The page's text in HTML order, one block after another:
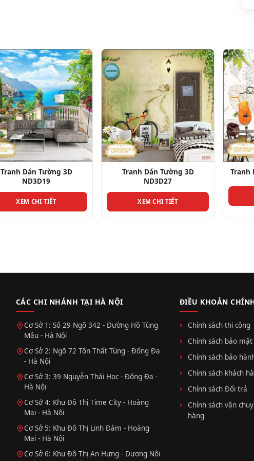
Tranh Dán Tường 3D
ND3D19
XEM CHI TIẾT
Tranh Dán Tường 3D
ND3D27
XEM CHI TIẾT
Tranh
CÁC CHI NHÁNH TẠI HÀ NỘI
Cơ Sở 1: Số 29 Ngõ 342 - Đường Hồ Tùng
Mậu - Hà Nội
Cơ Sở 2: Ngõ 72 Tôn Thất Tùng - Đống Đa
- Hà Nội
Cơ Sở 3: 39 Nguyễn Thái Học - Đống Đa -
Hà Nội
Cơ Sở 4: Khu Đô Thị Time City - Hoàng
Mai - Hà Nội
Cơ Sở 5: Khu Đô Thị Linh Đàm - Hoàng
Mai - Hà Nội
Cơ Sở 6: Khu Đô Thị An Hưng - Dương Nội
ĐIỀU KHOẢN
Chính sách thi công
Chính sách bảo mật
Chính sách bảo
Chính sách khách
Chính sách Đổi trả
Chính sách vận
hàng